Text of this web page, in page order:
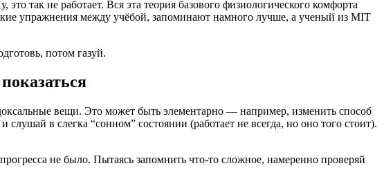
так не работает. Вся эта теория базового физиологического комфорта
упражнения между учёбой, запоминают намного лучше, а ученый из MIT
потом газуй.
вещи. Это может быть элементарно — например, изменить способ
в слегка “сонном” состоянии (работает не всегда, но оно того стоит).
не было. Пытаясь запомнить что-то сложное, намеренно проверяй